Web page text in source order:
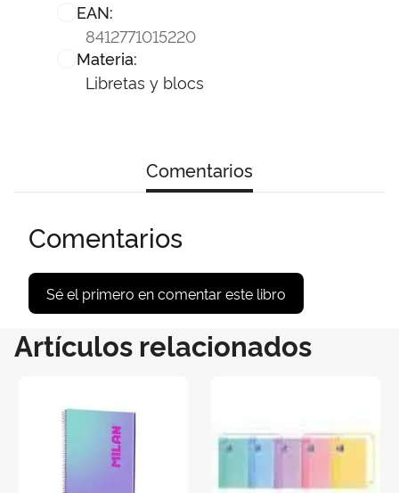
EAN:
8412771015220
Materia:
Libretas y blocs
Comentarios
Comentarios
Sé el primero en comentar este libro
Artículos relacionados